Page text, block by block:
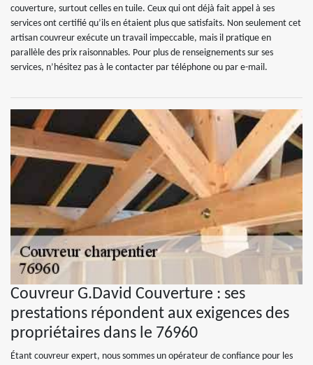
couverture, surtout celles en tuile. Ceux qui ont déjà fait appel à ses
services ont certifié qu’ils en étaient plus que satisfaits. Non seulement cet
artisan couvreur exécute un travail impeccable, mais il pratique en
parallèle des prix raisonnables. Pour plus de renseignements sur ses
services, n’hésitez pas à le contacter par téléphone ou par e-mail.
Couvreur G.David Couverture : ses
prestations répondent aux exigences des
propriétaires dans le 76960
Étant couvreur expert, nous sommes un opérateur de confiance pour les